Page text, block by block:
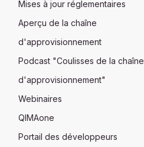
Mises à jour réglementaires
Aperçu de la chaîne
d'approvisionnement
Podcast "Coulisses de la chaîne
d'approvisionnement"
Webinaires
QIMAone
Portail des développeurs